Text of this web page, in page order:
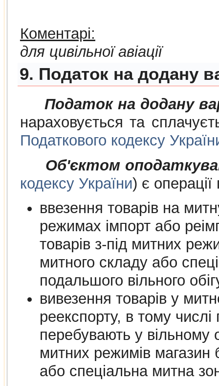
Коментарі:
для цивільної авіації
9. Податок на додану
Податок на додану
нараховується та
Податкового кодексу
Об'єктом
кодексу України) є операції
ввезення товарів на митну
режимах імпорт або реімпорт,
товарів з-під митних режимів
митного складу або спеціальної митної зони для їх
подальшого
вивезення товарів у
реекспорту, в тому числі
перебувають у вільному обігу
митних режимів магазин безмитної
або спеціальна митна